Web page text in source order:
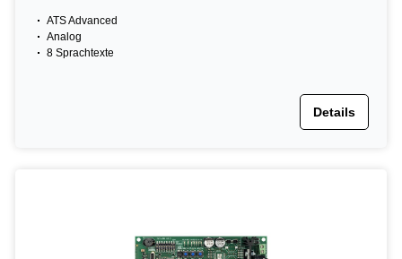
ATS Advanced
Analog
8 Sprachtexte
Details